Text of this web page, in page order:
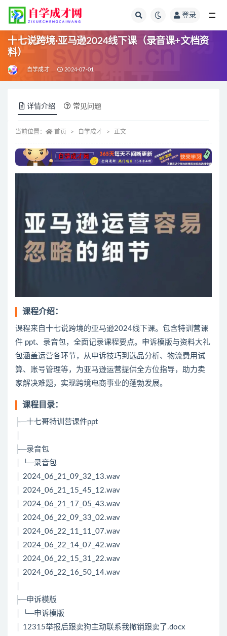
登录
十七说跨境·亚马逊2024线下课（录音课+文档资
料）
自学成才 2024-07-01
详情介绍 常见问题
当前位置： 首页 自学成才 正文
课程介绍：
课程来自十七说跨境的亚马逊2024线下课。包含特训营课
件 ppt、录音包，全面记录课程要点。申诉模版与资料大礼
包涵盖运营各环节，从申诉技巧到选品分析、物流费用试
算、账号管理等，为亚马逊运营提供全方位指导，助力卖
家解决难题，实现跨境电商事业的蓬勃发展。
课程目录：
├─十七哥特训营课件ppt
├─录音包
│ └─录音包
│ 2024_06_21_09_32_13.wav
│ 2024_06_21_15_45_12.wav
│ 2024_06_21_17_05_43.wav
│ 2024_06_22_09_33_02.wav
│ 2024_06_22_11_11_07.wav
│ 2024_06_22_14_07_42.wav
│ 2024_06_22_15_31_22.wav
│ 2024_06_22_16_50_14.wav
├─申诉模版
│ └─申诉模版
│ 12315举报后跟卖狗主动联系我撤销跟卖了.docx